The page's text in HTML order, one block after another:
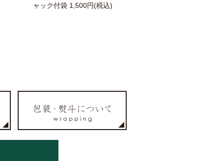
ャック付袋1,500円(税込)